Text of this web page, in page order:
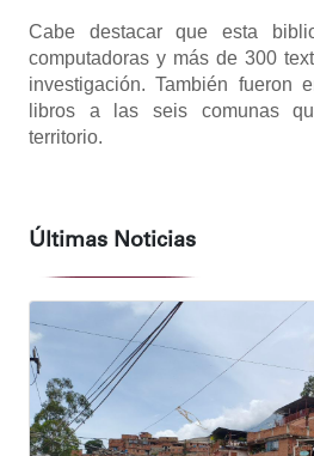
Cabe destacar que esta
computadoras y más de 300
investigación. También fueron
libros a las seis comunas
territorio.
Últimas Noticias